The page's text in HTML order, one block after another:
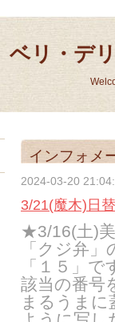
ベリ・デ
インフォメ
2024-03-20
3/21(魔木)日
★3/16(土)
「クジ弁
「１５」で
該当の番号
まるうまに